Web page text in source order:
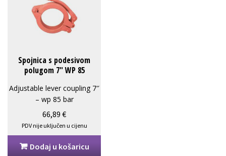
Spojnica s podesivom
polugom 7″ WP 85
Adjustable lever coupling 7″
– wp 85 bar
66,89€
PDV nije uključen u cijenu
Dodaj u košaricu